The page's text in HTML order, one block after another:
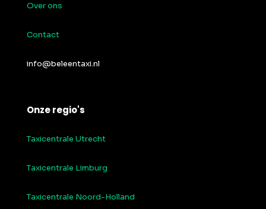
Over ons
Contact
info@beleentaxi.nl
Onze regio's
Taxicentrale Utrecht
Taxicentrale Limburg
Taxicentrale Noord-Holland